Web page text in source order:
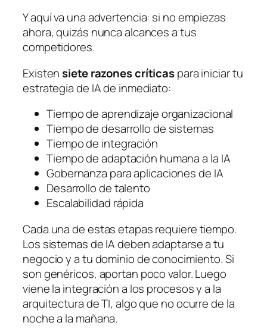
Y aquí va una advertencia: si no empiezas
ahora, quizás nunca alcances a tus
competidores.
Existensiete razones críticaspara iniciar tu
estrategia de IA de inmediato:
Tiempo de aprendizaje organizacional
Tiempo de desarrollo de sistemas
Tiempo de integración
Tiempo de adaptación humana a la IA
Gobernanza para aplicaciones de IA
Desarrollo de talento
Escalabilidad rápida
Cada una de estas etapas requiere tiempo.
Los sistemas de IA deben adaptarse a tu
negocio y a tu dominio de conocimiento. Si
son genéricos, aportan poco valor. Luego
viene la integración a los procesos y a la
arquitectura de TI, algo que no ocurre de la
noche a la mañana.